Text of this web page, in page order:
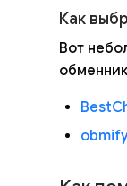
Как
Вот